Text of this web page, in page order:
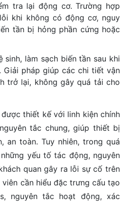
tra lại động cơ. Trường hợp
khi không có động cơ, nguy
tần bị hỏng phần cứng hoặc
sinh, làm sạch biến tần sau khi
Giải pháp giúp các chi tiết vận
trở lại, không gây quá tải cho
được thiết kế với linh kiện chính
tắc chung, giúp thiết bị
an toàn. Tuy nhiên, trong quá
yếu tố tác động, nguyên
quan gây ra lỗi sự cố trên
viên cần hiểu đặc trưng cấu tạo
nguyên tắc hoạt động, xác